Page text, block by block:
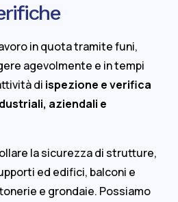
in quota tramite funi,
agevolmente e in tempi
di ispezione e verifica
aziendali e
la sicurezza di strutture,
ed edifici, balconi e
e grondaie. Possiamo